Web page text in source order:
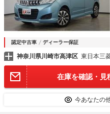
認定中古車 ディーラー保証
神奈川県川崎市高津区 東日本三
在庫を確認・見
今あなたの